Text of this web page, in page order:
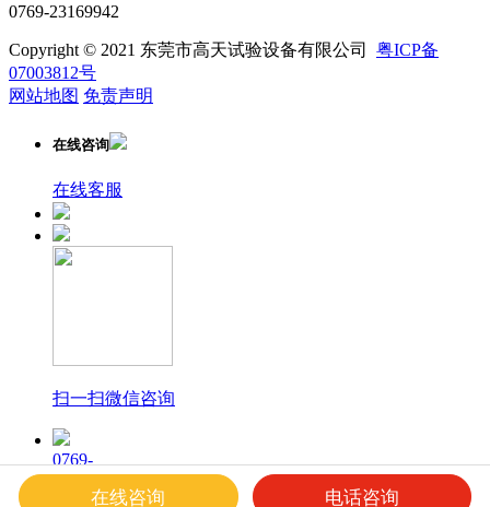
0769-23169942
Copyright © 2021 东莞市高天试验设备有限公司 粤ICP备
07003812号
网站地图 免责声明
在线咨询
在线客服
扫一扫微信咨询
0769-
23169940
在线咨询 电话咨询